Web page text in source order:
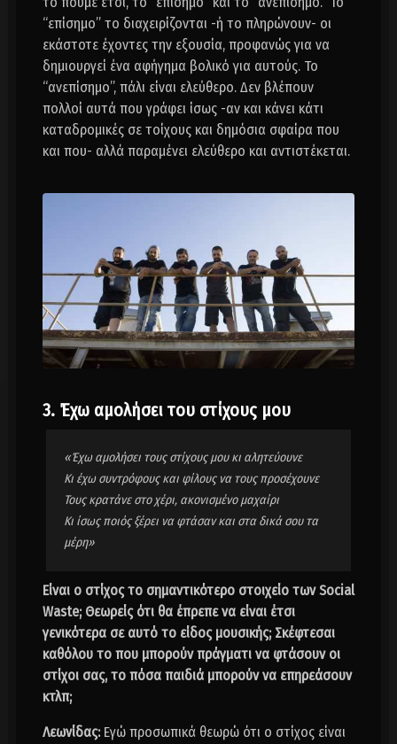
“επίσημο” το διαχειρίζονται -ή το πληρώνουν- οι
εκάστοτε έχοντες την εξουσία, προφανώς για να
δημιουργεί ένα αφήγημα βολικό για αυτούς. Το
“ανεπίσημο”, πάλι είναι ελεύθερο. Δεν βλέπουν
πολλοί αυτά που γράφει ίσως -αν και κάνει κάτι
καταδρομικές σε τοίχους και δημόσια σφαίρα που
και που- αλλά παραμένει ελεύθερο και αντιστέκεται.
3. Έχω αμολήσει του στίχους μου
«Έχω αμολήσει τους στίχους μου κι αλητεύουνε
Κι έχω συντρόφους και φίλους να τους προσέχουνε
Τους κρατάνε στο χέρι, ακονισμένο μαχαίρι
Κι ίσως ποιός ξέρει να φτάσαν και στα δικά σου τα
μέρη»
Είναι ο στίχος το σημαντικότερο στοιχείο των Social
Waste; Θεωρείς ότι θα έπρεπε να είναι έτσι
γενικότερα σε αυτό το είδος μουσικής; Σκέφτεσαι
καθόλου το που μπορούν πράγματι να φτάσουν οι
στίχοι σας, το πόσα παιδιά μπορούν να επηρεάσουν
κτλπ;
Λεωνίδας:Εγώ προσωπικά θεωρώ ότι ο στίχος είναι